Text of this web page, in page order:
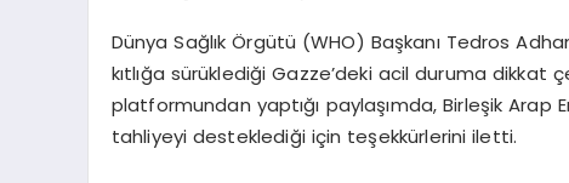
Dünya Sağlık Örgütü (WHO) Başkanı Tedros
kıtlığa sürüklediği Gazze’deki acil duruma
platformundan yaptığı paylaşımda, Birleşik Arap
tahliyeyi desteklediği için teşekkürlerini iletti.